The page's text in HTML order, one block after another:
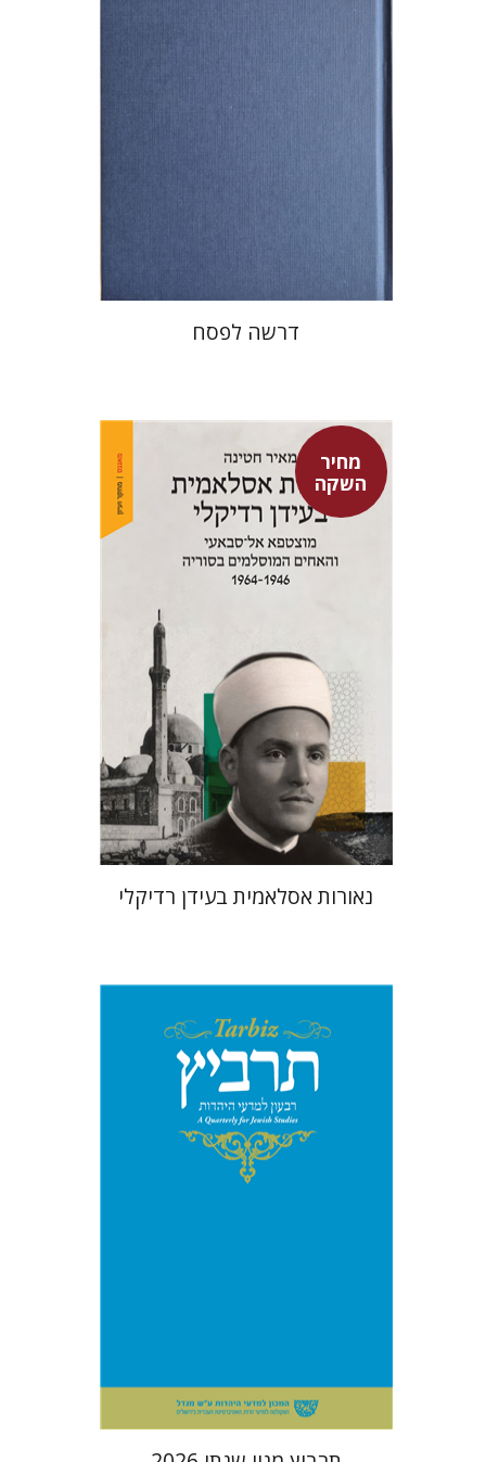
דרשה לפסח
מחיר
השקה
מאיר חטינה
מחיר השקה
$24
נאורות אסלאמית בעידן רדיקלי